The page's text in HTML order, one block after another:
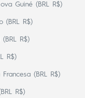
Guiné (BRL R$)
(BRL R$)
(BRL R$)
R$)
Francesa (BRL R$)
R$)